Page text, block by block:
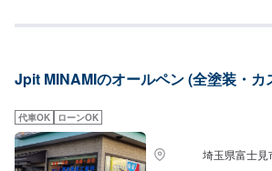
のことでご不明な点や、不安な点はしっかり伺い、
理終了・お支払い【6】アフターサポート【代車に
い。代車は、ご希望の車種がお選びいただけ、ほぼ
いております。※代車の燃料代はお客様にご負担い
日・営業時間】定休日：不定休日曜日はお問い合わ
9:00~18:00
Jpit MINAMIのオールペン (全塗装・カ
代車OK ローンOK
埼玉県富士見